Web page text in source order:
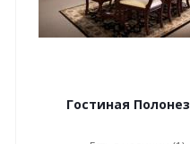
Гостиная Полонез